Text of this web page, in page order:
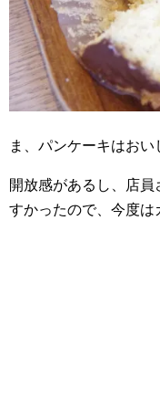
ま、パンケーキはおい
開放感があるし、店
すかったので、今度は